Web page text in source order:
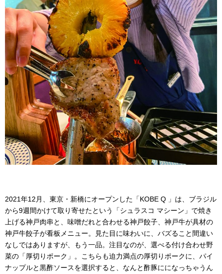
2021年12月、東京・新橋にオープンした「KOBE Q 」は、ブラジル
から9週間かけて取り寄せたという「シュラスコ マシーン」で焼き
上げる神戸肉串と、味噌だれと合わせる神戸餃子、神戸牛が具材の
神戸牛餃子が看板メニュー。見た目に味わいに、バズること間違い
なしではありますが、もう一品。注目なのが、選べる付け合わせ野
菜の「厚切りポーク」。こちらも迫力満点の厚切りポークに、パイ
ナップルと黒酢ソースを選択すると、なんと酢豚にになっちゃうん